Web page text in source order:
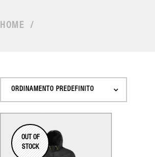
HOME /
ORDINAMENTO PREDEFINITO
OUT OF
STOCK